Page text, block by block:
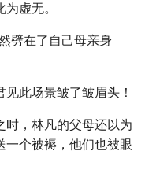
虚无。
劈在了自己母亲身
此场景皱了皱眉头！
时，林凡的父母还以为
一个被褥，他们也被眼